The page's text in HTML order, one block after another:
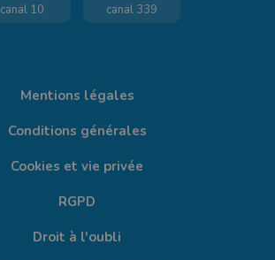
canal 10 canal 339
Mentions légales
Conditions générales
Cookies et vie privée
RGPD
Droit à l'oubli